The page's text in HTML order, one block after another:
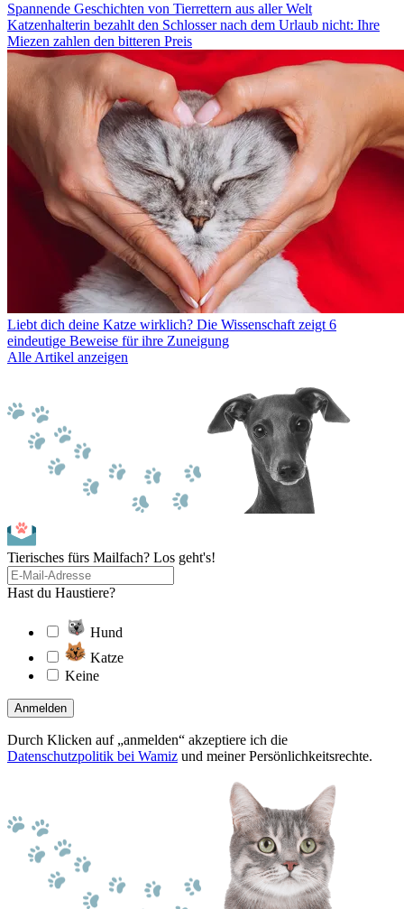
Spannende Geschichten von Tierrettern aus aller Welt
Katzenhalterin bezahlt den Schlosser nach dem Urlaub nicht: Ihre
Miezen zahlen den bitteren Preis
Liebt dich deine Katze wirklich? Die Wissenschaft zeigt 6
eindeutige Beweise für ihre Zuneigung
Alle Artikel anzeigen
Tierisches fürs Mailfach? Los geht's!
Hast du Haustiere?
Hund
Katze
Keine
Anmelden
Durch Klicken auf „anmelden“ akzeptiere ich die
Datenschutzpolitik bei Wamiz und meiner Persönlichkeitsrechte.